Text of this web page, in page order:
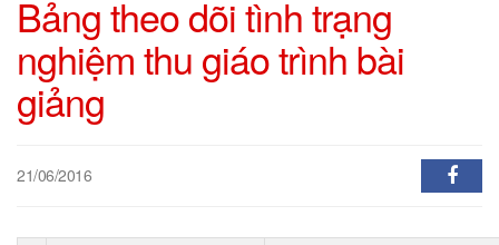
Bảng theo dõi tình trạng
nghiệm thu giáo trình bài
giảng
21/06/2016